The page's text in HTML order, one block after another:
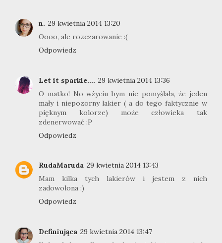
n. 29 kwietnia 2014 13:20
Oooo, ale rozczarowanie :(
Odpowiedz
Let it sparkle.... 29 kwietnia 2014 13:36
O matko! No wżyciu bym nie pomyślała, że jeden
mały i niepozorny lakier ( a do tego faktycznie w
pięknym kolorze) może człowieka tak
zdenerwować :P
Odpowiedz
RudaMaruda 29 kwietnia 2014 13:43
Mam kilka tych lakierów i jestem z nich
zadowolona :)
Odpowiedz
Definiująca 29 kwietnia 2014 13:47